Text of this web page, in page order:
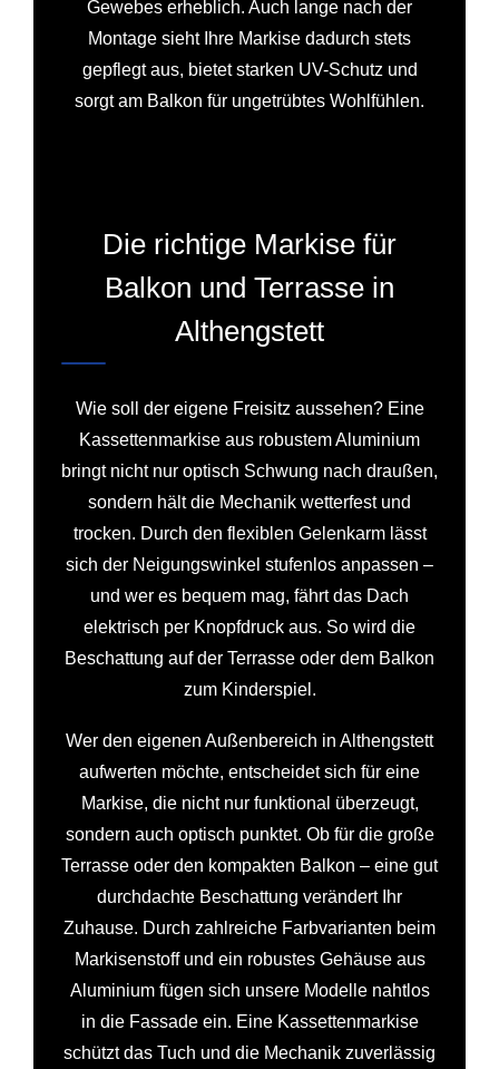
Gewebes erheblich. Auch lange nach der
Montage sieht Ihre Markise dadurch stets
gepflegt aus, bietet starken UV-Schutz und
sorgt am Balkon für ungetrübtes Wohlfühlen.
Die richtige Markise für
Balkon und Terrasse in
Althengstett
Wie soll der eigene Freisitz aussehen? Eine
Kassettenmarkise aus robustem Aluminium
bringt nicht nur optisch Schwung nach draußen,
sondern hält die Mechanik wetterfest und
trocken. Durch den flexiblen Gelenkarm lässt
sich der Neigungswinkel stufenlos anpassen –
und wer es bequem mag, fährt das Dach
elektrisch per Knopfdruck aus. So wird die
Beschattung auf der Terrasse oder dem Balkon
zum Kinderspiel.
Wer den eigenen Außenbereich in Althengstett
aufwerten möchte, entscheidet sich für eine
Markise, die nicht nur funktional überzeugt,
sondern auch optisch punktet. Ob für die große
Terrasse oder den kompakten Balkon – eine gut
durchdachte Beschattung verändert Ihr
Zuhause. Durch zahlreiche Farbvarianten beim
Markisenstoff und ein robustes Gehäuse aus
Aluminium fügen sich unsere Modelle nahtlos
in die Fassade ein. Eine Kassettenmarkise
schützt das Tuch und die Mechanik zuverlässig